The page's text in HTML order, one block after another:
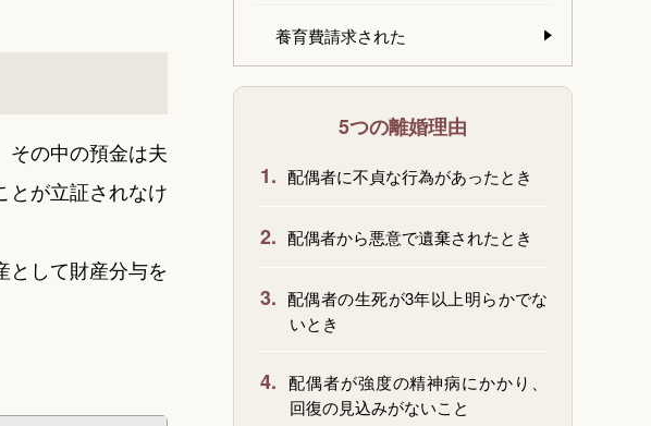
その中の預金は夫
とが立証されなけ
として財産分与を
養育費請求された
5つの離婚理由
1. 配偶者に不貞な行為があったとき
2. 配偶者から悪意で遺棄されたとき
3. 配偶者の生死が3年以上明らかでな
いとき
4. 配偶者が強度の精神病にかかり、
回復の見込みがないこと